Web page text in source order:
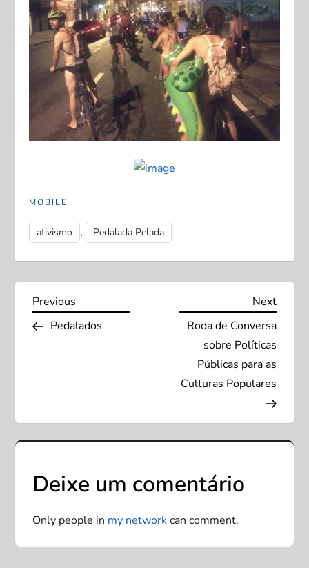
MOBILE
ativismo , Pedalada Pelada
N
a
g
a
ç
ã
Previous
Post
Previous
Pedalados
Next
Post
Next
Roda de Conversa
sobre Políticas
Públicas para as
Culturas Populares
Deixe um comentário
Only people in my networkcan comment.